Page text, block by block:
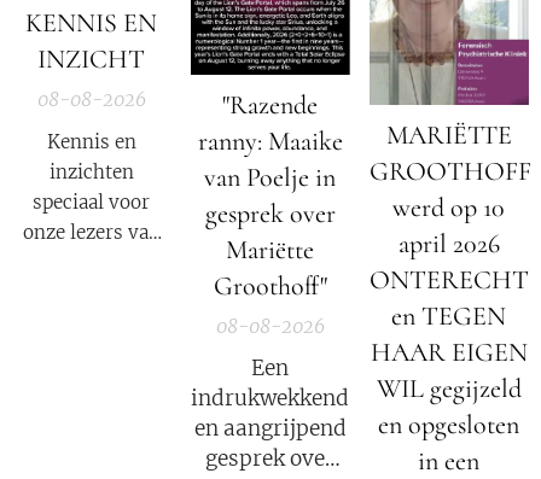
KENNIS EN
INZICHT
08-08-2026
Kennis en
inzichten
speciaal voor
onze lezers van
"Razende
ranny: Maaike
van Poelje in
gesprek over
Mariëtte
Groothoff"
08-08-2026
Een
indrukwekkend
en aangrijpend
gesprek over
MARIËTTE
GROOTHOFF
werd op 10
april 2026
ONTERECHT
en TEGEN
HAAR EIGEN
WIL gegijzeld
en opgesloten
in een